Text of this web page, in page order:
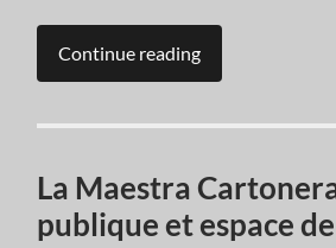
Continue reading
La Maestra
publique et espace